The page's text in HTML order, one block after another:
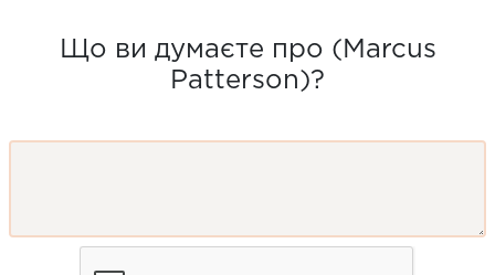
Що ви думаєте про (Marcus
Patterson)?